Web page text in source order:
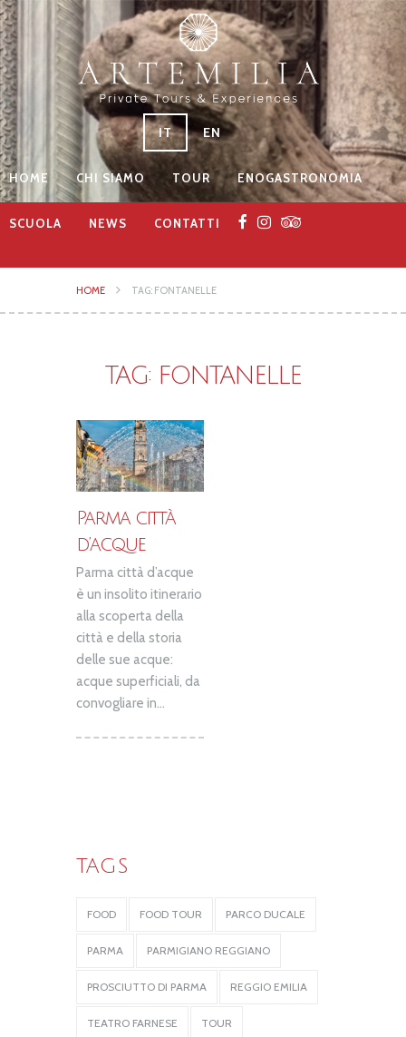
IT EN
HOME CHI SIAMO TOUR ENOGASTRONOMIA
SCUOLA NEWS CONTATTI
HOME TAG: FONTANELLE
TAG: FONTANELLE
Parma città
d’acque
Parma città d’acque
è un insolito itinerario
alla scoperta della
città e della storia
delle sue acque:
acque superficiali, da
convogliare in...
TAGS
FOOD FOOD TOUR PARCO DUCALE
PARMA PARMIGIANO REGGIANO
PROSCIUTTO DI PARMA REGGIO EMILIA
TEATRO FARNESE TOUR